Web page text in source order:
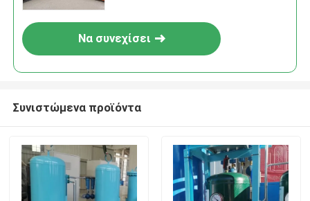
Να συνεχίσει
Συνιστώμενα προϊόντα